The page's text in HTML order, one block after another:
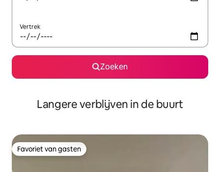
Vertrek
Zoeken
Langere verblijven in de buurt
Favoriet van gasten
Favoriet van gasten